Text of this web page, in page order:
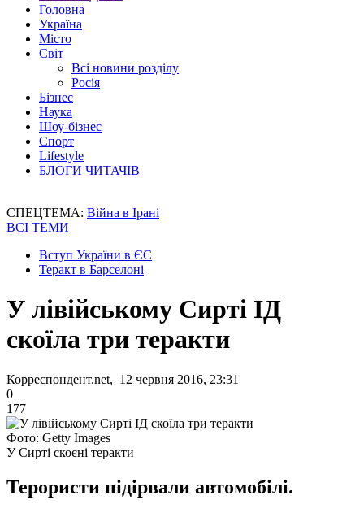
Головна
Україна
Місто
Світ
Всі новини розділу
Росія
Бізнес
Наука
Шоу-бізнес
Спорт
Lifestyle
БЛОГИ ЧИТАЧІВ
СПЕЦТЕМА: Війна в Ірані
ВСІ ТЕМИ
Вступ України в ЄС
Теракт в Барселоні
У лівійському Сирті ІД
скоїла три теракти
Корреспондент.net, 12 червня 2016, 23:31
0
177
Фото: Getty Images
У Сирті скоєні теракти
Терористи підірвали автомобілі.